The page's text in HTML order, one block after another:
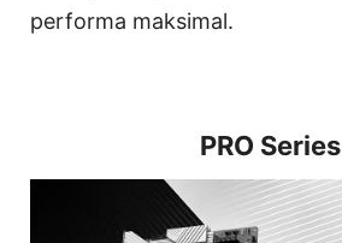
performa maksimal.
PRO Series